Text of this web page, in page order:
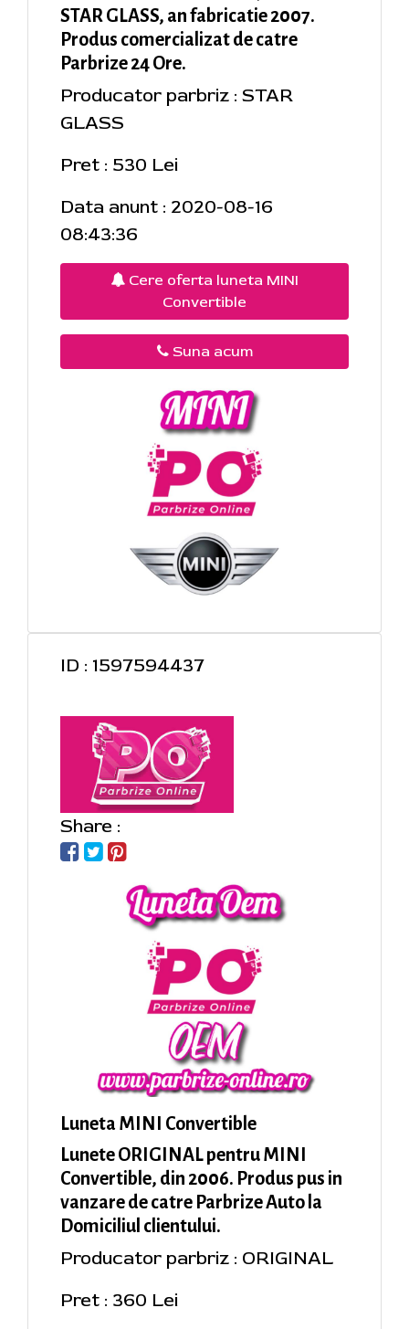
STAR GLASS, an fabricatie 2007.
Produs comercializat de catre
Parbrize 24 Ore.
Producator parbriz : STAR
GLASS
Pret : 530 Lei
Data anunt : 2020-08-16
08:43:36
Cere oferta luneta MINI
Convertible
Suna acum
ID : 1597594437
Share :
Luneta MINI Convertible
Lunete ORIGINAL pentru MINI
Convertible, din 2006. Produs pus in
vanzare de catre Parbrize Auto la
Domiciliul clientului.
Producator parbriz : ORIGINAL
Pret : 360 Lei